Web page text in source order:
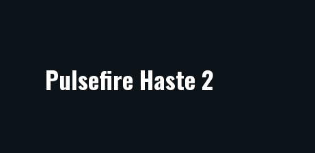
Pulsefire Haste 2